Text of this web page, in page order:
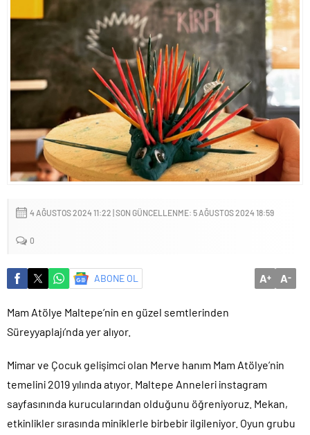
4 AĞUSTOS 2024 11:22 | SON GÜNCELLENME: 5 AĞUSTOS 2024 18:59
0
ABONE OL A+ A-
Mam Atölye Maltepe’nin en güzel semtlerinden
Süreyyaplajı’nda yer alıyor.
Mimar ve Çocuk gelişimci olan Merve hanım Mam Atölye’nin
temelini 2019 yılında atıyor. Maltepe Anneleri instagram
sayfasınında kurucularından olduğunu öğreniyoruz. Mekan,
etkinlikler sırasında miniklerle birbebir ilgileniyor. Oyun grubu